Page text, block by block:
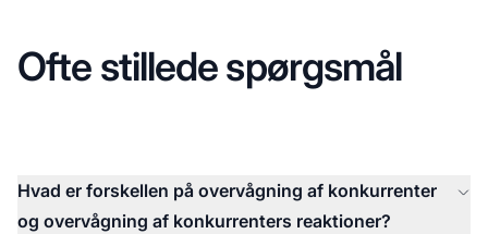
Ofte stillede spørgsmål
Hvad er forskellen på overvågning af konkurrenter
og overvågning af konkurrenters reaktioner?